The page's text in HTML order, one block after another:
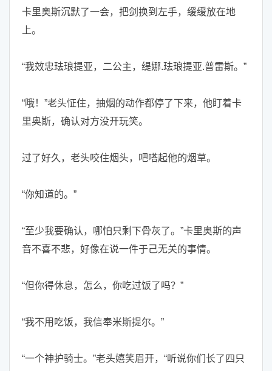
卡里奥斯沉默了一会，把剑换到左手，缓缓放在地
上。
“我效忠珐琅提亚，二公主，缇娜.珐琅提亚.普雷斯。”
“哦！”老头怔住，抽烟的动作都停了下来，他盯着卡
里奥斯，确认对方没开玩笑。
过了好久，老头咬住烟头，吧嗒起他的烟草。
“你知道的。”
“至少我要确认，哪怕只剩下骨灰了。”卡里奥斯的声
音不喜不悲，好像在说一件于己无关的事情。
“但你得休息，怎么，你吃过饭了吗？”
“我不用吃饭，我信奉米斯提尔。”
“一个神护骑士。”老头嬉笑眉开，“听说你们长了四只